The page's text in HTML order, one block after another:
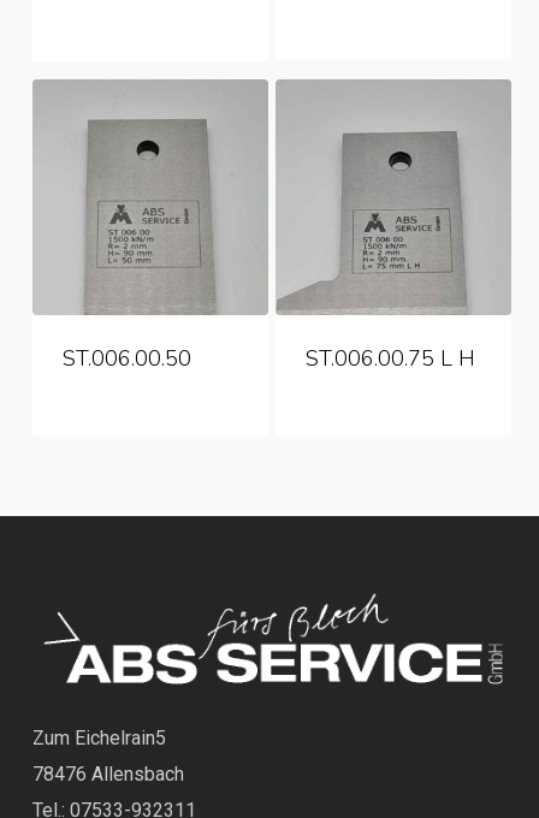
ST.006.00.50 ST.006.00.75 L H
Zum Eichelrain5
78476 Allensbach
Tel.: 07533-932311